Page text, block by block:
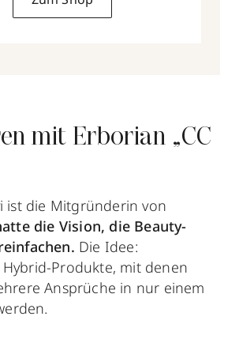
mit Erborian „CC
ist die Mitgründerin von
die Vision, die Beauty-
Die Idee:
Produkte, mit denen
Ansprüche in nur einem